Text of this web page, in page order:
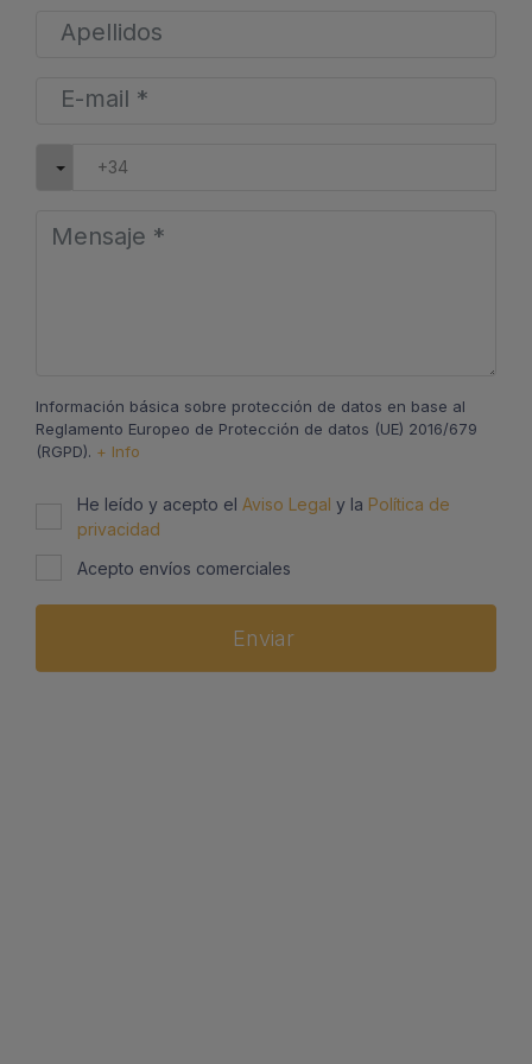
Información básica sobre protección de datos en base al
Reglamento Europeo de Protección de datos (UE) 2016/679
(RGPD). + Info
He leído y acepto el Aviso Legal y la Política de
privacidad
Acepto envíos comerciales
Enviar